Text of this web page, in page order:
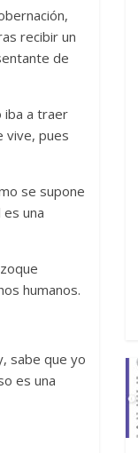
recibir un
de
iba a traer
vive, pues
se supone
una
humanos.
sabe que yo
es una